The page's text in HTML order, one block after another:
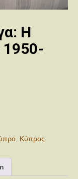
Η
1950-
Κύπρος